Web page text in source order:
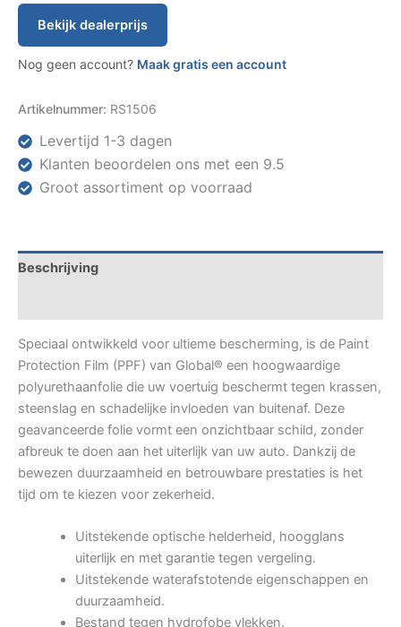
Bekijk dealerprijs
Nog geen account? Maak gratis een account
Artikelnummer: RS1506
Levertijd 1-3 dagen
Klanten beoordelen ons met een 9.5
Groot assortiment op voorraad
Beschrijving
Speciaal ontwikkeld voor ultieme bescherming, is de Paint
Protection Film (PPF) van Global® een hoogwaardige
polyurethaanfolie die uw voertuig beschermt tegen krassen,
steenslag en schadelijke invloeden van buitenaf. Deze
geavanceerde folie vormt een onzichtbaar schild, zonder
afbreuk te doen aan het uiterlijk van uw auto. Dankzij de
bewezen duurzaamheid en betrouwbare prestaties is het
tijd om te kiezen voor zekerheid.
Uitstekende optische helderheid, hoogglans
uiterlijk en met garantie tegen vergeling.
Uitstekende waterafstotende eigenschappen en
duurzaamheid.
Bestand tegen hydrofobe vlekken.